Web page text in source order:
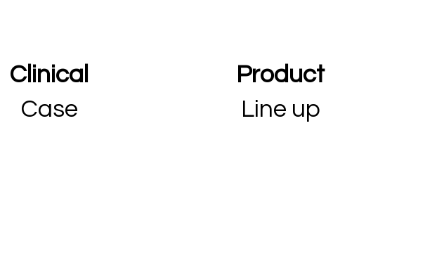
Clinical
Case
Product
Line up